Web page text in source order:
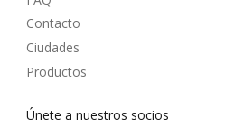
Contacto
Ciudades
Productos
Únete a nuestros socios